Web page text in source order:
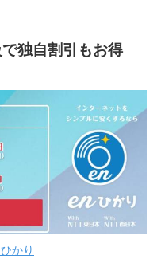
独自割引もお得
かり